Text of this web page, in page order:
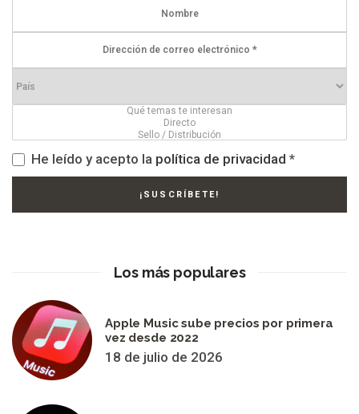
He leído y acepto la política de privacidad *
Los más populares
Apple Music sube precios por primera
vez desde 2022
18 de julio de 2026